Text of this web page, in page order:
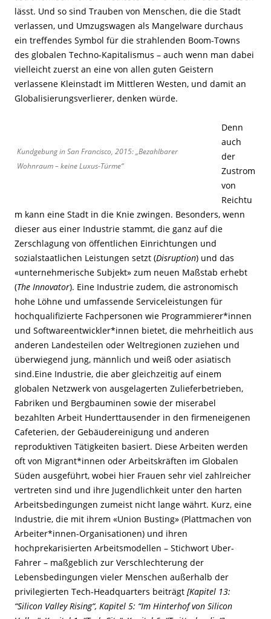
lässt. Und so sind Trauben von Menschen, die die Stadt
verlassen, und Umzugswagen als Mangelware durchaus
ein treffendes Symbol für die strahlenden Boom-Towns
des globalen Techno-Kapitalismus – auch wenn man dabei
vielleicht zuerst an eine von allen guten Geistern
verlassene Kleinstadt im Mittleren Westen, und damit an
Globalisierungsverlierer, denken würde.
Kundgebung in San Francisco, 2015: „Bezahlbarer
Wohnraum – keine Luxus-Türme“
Denn
auch
der
Zustrom
von
Reichtu
m kann eine Stadt in die Knie zwingen. Besonders, wenn
dieser aus einer Industrie stammt, die ganz auf die
Zerschlagung von öffentlichen Einrichtungen und
sozialstaatlichen Leistungen setzt (Disruption) und das
«unternehmerische Subjekt» zum neuen Maßstab erhebt
(The Innovator). Eine Industrie zudem, die astronomisch
hohe Löhne und umfassende Serviceleistungen für
hochqualifizierte Fachpersonen wie Programmierer*innen
und Softwareentwickler*innen bietet, die mehrheitlich aus
anderen Landesteilen oder Weltregionen zuziehen und
überwiegend jung, männlich und weiß oder asiatisch
sind.Eine Industrie, die aber gleichzeitig auf einem
globalen Netzwerk von ausgelagerten Zulieferbetrieben,
Fabriken und Bergbauminen sowie der miserabel
bezahlten Arbeit Hunderttausender in den firmeneigenen
Cafeterien, der Gebäudereinigung und anderen
reproduktiven Tätigkeiten basiert. Diese Arbeiten werden
oft von Migrant*innen oder Arbeitskräften im Globalen
Süden ausgeführt, wobei hier Frauen sehr viel zahlreicher
vertreten sind und ihre Jugendlichkeit unter den harten
Arbeitsbedingungen zumeist nicht lange währt. Kurz, eine
Industrie, die mit ihrem «Union Busting» (Plattmachen von
Arbeiter*innen-Organisationen) und ihren
hochprekarisierten Arbeitsmodellen – Stichwort Uber-
Fahrer – maßgeblich zur Verschlechterung der
Lebensbedingungen vieler Menschen außerhalb der
privilegierten Tech-Headquarters beiträgt [Kapitel 13:
“Silicon Valley Rising“, Kapitel 5: “Im Hinterhof von Silicon